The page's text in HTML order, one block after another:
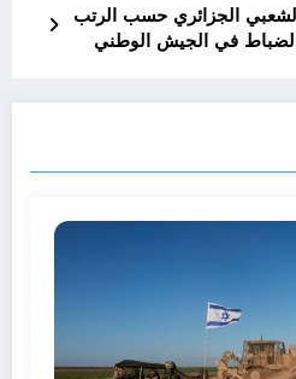
الجزائري حسب الرتب
في الجيش الوطني